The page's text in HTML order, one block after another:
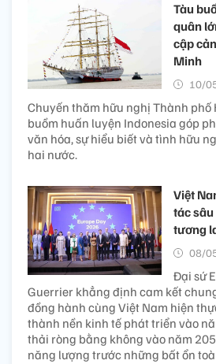
Tàu
quân
cập
Minh
10/
Chuyến thăm hữu nghị Thành phố
buồm huấn luyện Indonesia góp
văn hóa, sự hiểu biết và tình hữu
hai nước.
Việt
tác
tương
08/
Đại sứ
Guerrier khẳng định cam kết
đồng hành cùng Việt Nam hiện
thành nền kinh tế phát triển vào
thải ròng bằng không vào năm
năng lượng trước những bất ổn